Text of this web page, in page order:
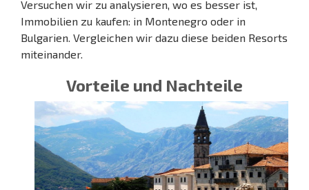
Versuchen wir zu analysieren, wo es besser ist,
Immobilien zu kaufen: in Montenegro oder in
Bulgarien. Vergleichen wir dazu diese beiden Resorts
miteinander.
Vorteile und Nachteile